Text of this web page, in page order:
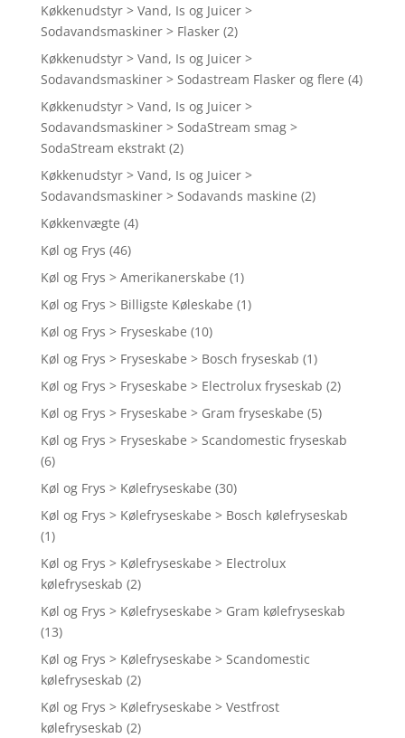
Køkkenudstyr > Vand, Is og Juicer >
Sodavandsmaskiner > Flasker (2)
Køkkenudstyr > Vand, Is og Juicer >
Sodavandsmaskiner > Sodastream Flasker og flere (4)
Køkkenudstyr > Vand, Is og Juicer >
Sodavandsmaskiner > SodaStream smag >
SodaStream ekstrakt (2)
Køkkenudstyr > Vand, Is og Juicer >
Sodavandsmaskiner > Sodavands maskine (2)
Køkkenvægte (4)
Køl og Frys (46)
Køl og Frys > Amerikanerskabe (1)
Køl og Frys > Billigste Køleskabe (1)
Køl og Frys > Fryseskabe (10)
Køl og Frys > Fryseskabe > Bosch fryseskab (1)
Køl og Frys > Fryseskabe > Electrolux fryseskab (2)
Køl og Frys > Fryseskabe > Gram fryseskabe (5)
Køl og Frys > Fryseskabe > Scandomestic fryseskab
(6)
Køl og Frys > Kølefryseskabe (30)
Køl og Frys > Kølefryseskabe > Bosch kølefryseskab
(1)
Køl og Frys > Kølefryseskabe > Electrolux
kølefryseskab (2)
Køl og Frys > Kølefryseskabe > Gram kølefryseskab
(13)
Køl og Frys > Kølefryseskabe > Scandomestic
kølefryseskab (2)
Køl og Frys > Kølefryseskabe > Vestfrost
kølefryseskab (2)